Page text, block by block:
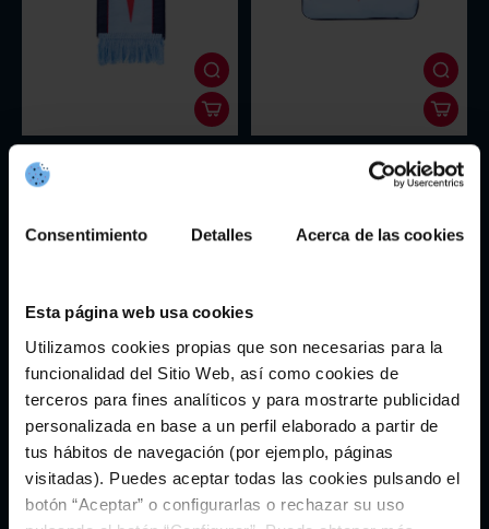
Consentimiento Detalles Acerca de las cookies
Esta página web usa cookies
Utilizamos cookies propias que son necesarias para la
funcionalidad del Sitio Web, así como cookies de
terceros para fines analíticos y para mostrarte publicidad
personalizada en base a un perfil elaborado a partir de
tus hábitos de navegación (por ejemplo, páginas
visitadas). Puedes aceptar todas las cookies pulsando el
botón “Aceptar” o configurarlas o rechazar su uso
Sky Blue Scarf with Nautical
Edges
19,95€
Celeste Escudo Shoemaker